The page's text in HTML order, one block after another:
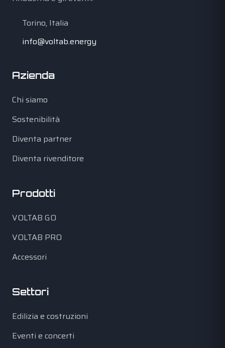
Torino, Italia
info@voltab.energy
Azienda
Chi siamo
Sostenibilità
Diventa partner
Diventa rivenditore
Prodotti
VOLTAB GO
VOLTAB PRO
Accessori
Settori
Edilizia e costruzioni
Eventi e concerti